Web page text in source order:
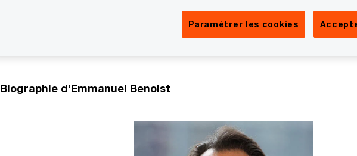
mission d’être utile à ses clients, les accompagne dans leurs grandes
nécessaires dans un monde imprévisible. D’ici 2030, il vise un gain de
Biographie d’Emmanuel Benoist
Paramétrer les cookies